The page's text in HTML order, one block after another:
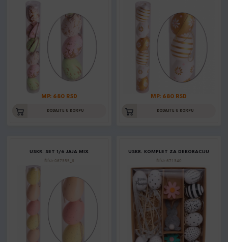
MP: 680 RSD
DODAJTE U KORPU
MP: 680 RSD
DODAJTE U KORPU
USKR. SET 1/6 JAJA MIX
Šifra: 067355_6
USKR. KOMPLET ZA DEKORACIJU
Šifra: 671340